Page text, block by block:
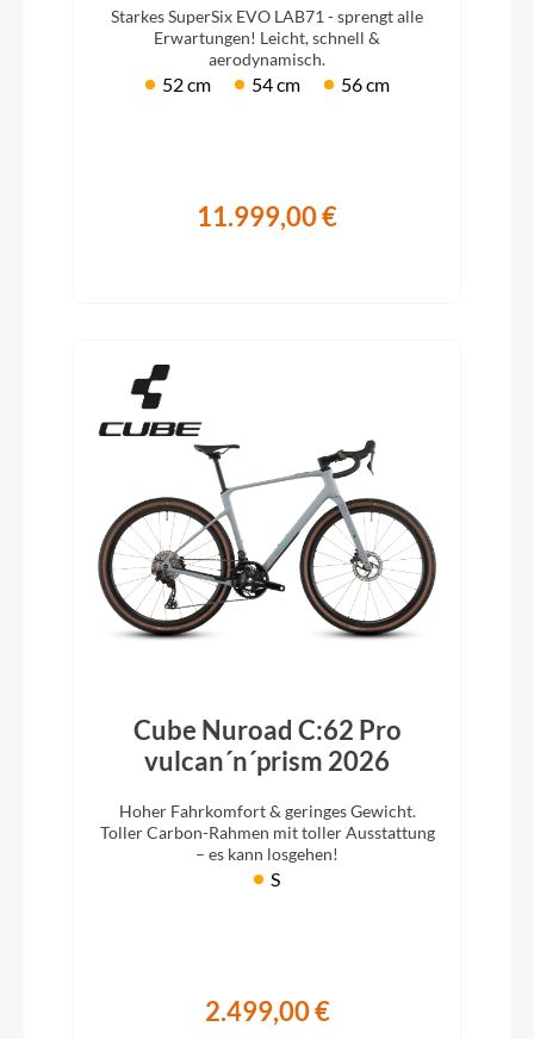
Starkes SuperSix EVO LAB71 - sprengt alle
Erwartungen! Leicht, schnell &
aerodynamisch.
52 cm 54 cm 56 cm
11.999,00 €
Cube Nuroad C:62 Pro
vulcan´n´prism 2026
Hoher Fahrkomfort & geringes Gewicht.
Toller Carbon-Rahmen mit toller Ausstattung
– es kann losgehen!
S
2.499,00 €